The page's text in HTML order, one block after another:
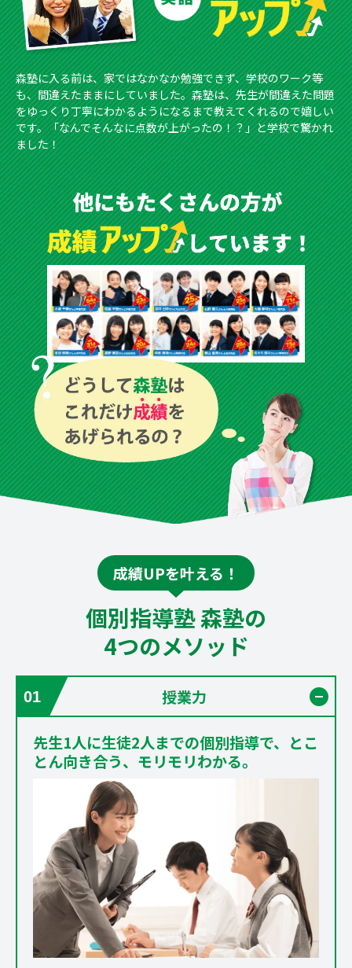
森塾に入る前は、家ではなかなか勉強できず、学校のワーク等
も、間違えたままにしていました。森塾は、先生が間違えた問題
をゆっくり丁寧にわかるようになるまで教えてくれるので嬉しい
です。「なんでそんなに点数が上がったの！？」と学校で驚かれ
ました！
成績UPを叶える！
個別指導塾 森塾の
4つのメソッド
01 授業力
先生1人に生徒2人までの個別指導で、とこ
とん向き合う、モリモリわかる。